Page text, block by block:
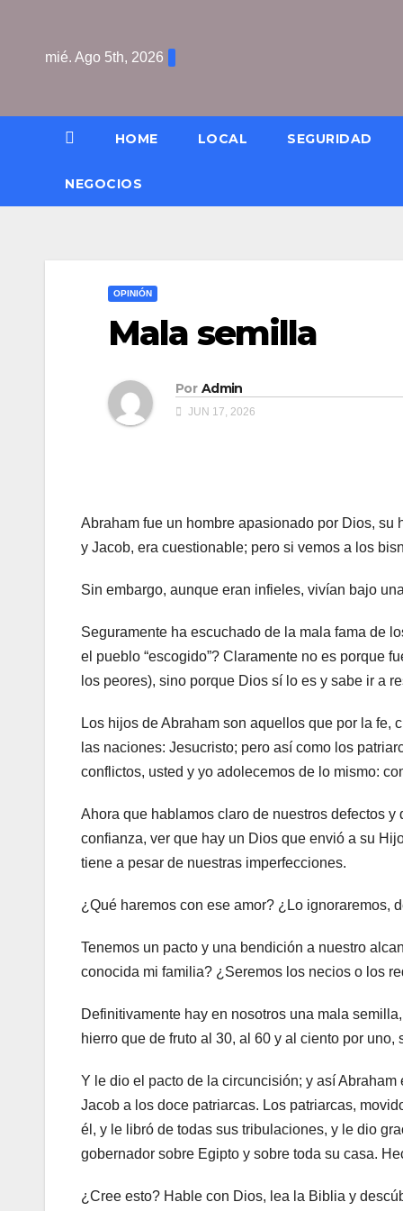
contenido
mié. Ago 5th, 2026
HOME LOCAL SEGURIDAD
NEGOCIOS
OPINIÓN
Mala semilla
Por Admin
JUN 17, 2026
Abraham fue un hombre apasionado por Dios,
y Jacob, era cuestionable; pero si vemos a los
Sin embargo, aunque eran infieles, vivían bajo
Seguramente ha escuchado de la mala fama de
el pueblo “escogido”? Claramente no es porque
los peores), sino porque Dios sí lo es y sabe ir a
Los hijos de Abraham son aquellos que por la fe,
las naciones: Jesucristo; pero así como los
conflictos, usted y yo adolecemos de lo mismo:
Ahora que hablamos claro de nuestros defectos
confianza, ver que hay un Dios que envió a su
tiene a pesar de nuestras imperfecciones.
¿Qué haremos con ese amor? ¿Lo ignoraremos,
Tenemos un pacto y una bendición a nuestro
conocida mi familia? ¿Seremos los necios o los
Definitivamente hay en nosotros una mala
hierro que de fruto al 30, al 60 y al ciento por
Y le dio el pacto de la circuncisión; y así
Jacob a los doce patriarcas. Los patriarcas,
él, y le libró de todas sus tribulaciones, y le dio
gobernador sobre Egipto y sobre toda su casa.
¿Cree esto? Hable con Dios, lea la Biblia y